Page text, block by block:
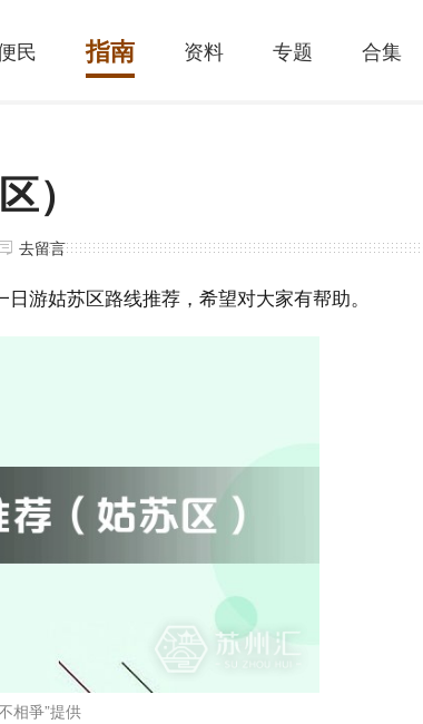
民 指南 资料 专题 合集
）
去留言
游姑苏区路线推荐，希望对大家有帮助。
相爭”提供